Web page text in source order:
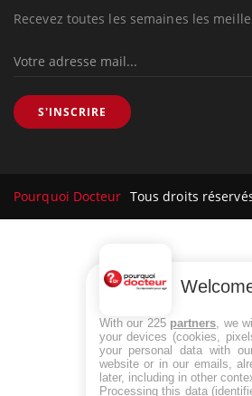
Recevez toutes les semaines les
S'INSCRIRE
Pourquoi Docteur Tous droits
With our 225 partners , we
your devices (cookies,
your personal data with
website or in our emails,
later, including in other
Processing this data